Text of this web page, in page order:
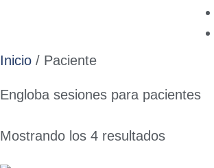
Inicio / Paciente
Engloba sesiones para pacientes
Mostrando los 4 resultados